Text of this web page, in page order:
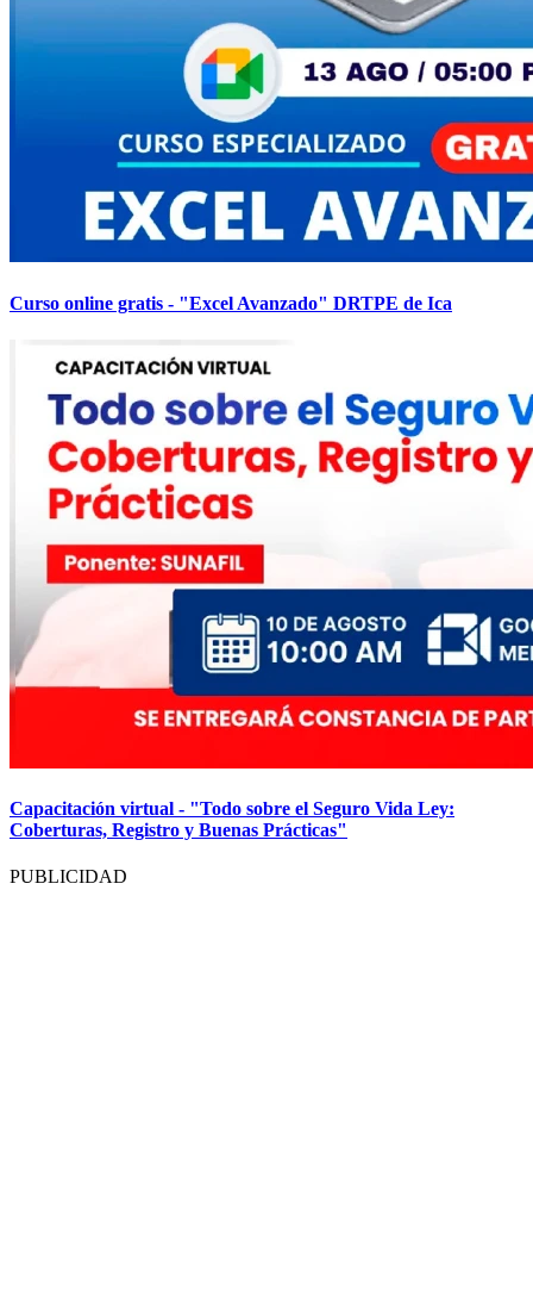
Curso online gratis - "Excel Avanzado" DRTPE de Ica
Capacitación virtual - "Todo sobre el Seguro Vida Ley:
Coberturas, Registro y Buenas Prácticas"
PUBLICIDAD